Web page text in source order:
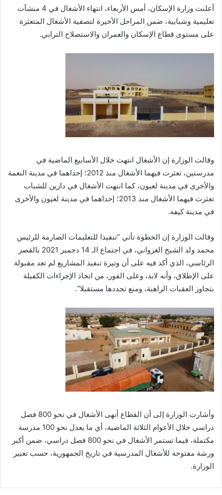
أعلنت وزارة الإسكان، أمس الأربعاء، انتهاء الأشغال في 4 منشآت
تعليمية وشبابية، ضمن المراحل الأخيرة لتصفية الأشغال المتعثرة
على مستوى قطاع الإسكان والعمران والاستصلاح الترابي.
وقالت الوزارة إن الأشغال انتهت خلال الأسابيع الماضية في
مدرستين، تعثرت فيهما الأشغال منذ 2012؛ إحداهما في مدينة النعمة
والأخرى في مدينة لعيون، كما انتهت الأشغال في دارين للشباب
تعثرت فيهما الأشغال منذ 2013؛ إحداهما في مدينة لعيون والأخرى
في مدينة كيفه.
وقالت الوزارة إن الخطوة تأتي “تنفيذا للتعليمات الصارمة للرئيس
محمد ولد الشيخ الغزواني، في اجتماع الـ 14 دجمبر 2021 بالقصر
الرئاسي، الذي أكد فيه على أن وتيرة تنفيذ المشاريع لم تعد مقبولة
على الإطلاق، وأنه لابد، وعلى الفور، من اتخاذ الإجراءات الكفيلة
بتجاوز العقبات الراهنة، ومنع تجددها مستقبلا”.
وأشارت الوزارة إلى أن القطاع أنهى الأشغال في نحو 800 فصل
دراسي خلال الأعوام الثلاثة الماضية، أي ما يعدل نحو 100 مدرسة
مكتملة، فيما تستمر الأشغال في نحو 800 فصل دراسي، ضمن أكبر
ورشة مفتوحة للأشغال المدرسية في تاريخ الجمهورية، حسب تعبير
الوزارة.